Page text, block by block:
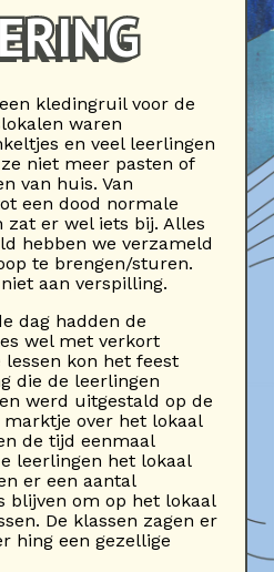
kledingruil voor de
waren
en veel leerlingen
niet meer pasten of
van huis. Van
een dood normale
zat er wel iets bij. Alles
hebben we verzameld
te brengen/sturen.
aan verspilling.
dag hadden de
wel met verkort
kon het feest
die de leerlingen
werd uitgestald op de
over het lokaal
de tijd eenmaal
leerlingen het lokaal
er een aantal
blijven om op het lokaal
De klassen zagen er
hing een gezellige